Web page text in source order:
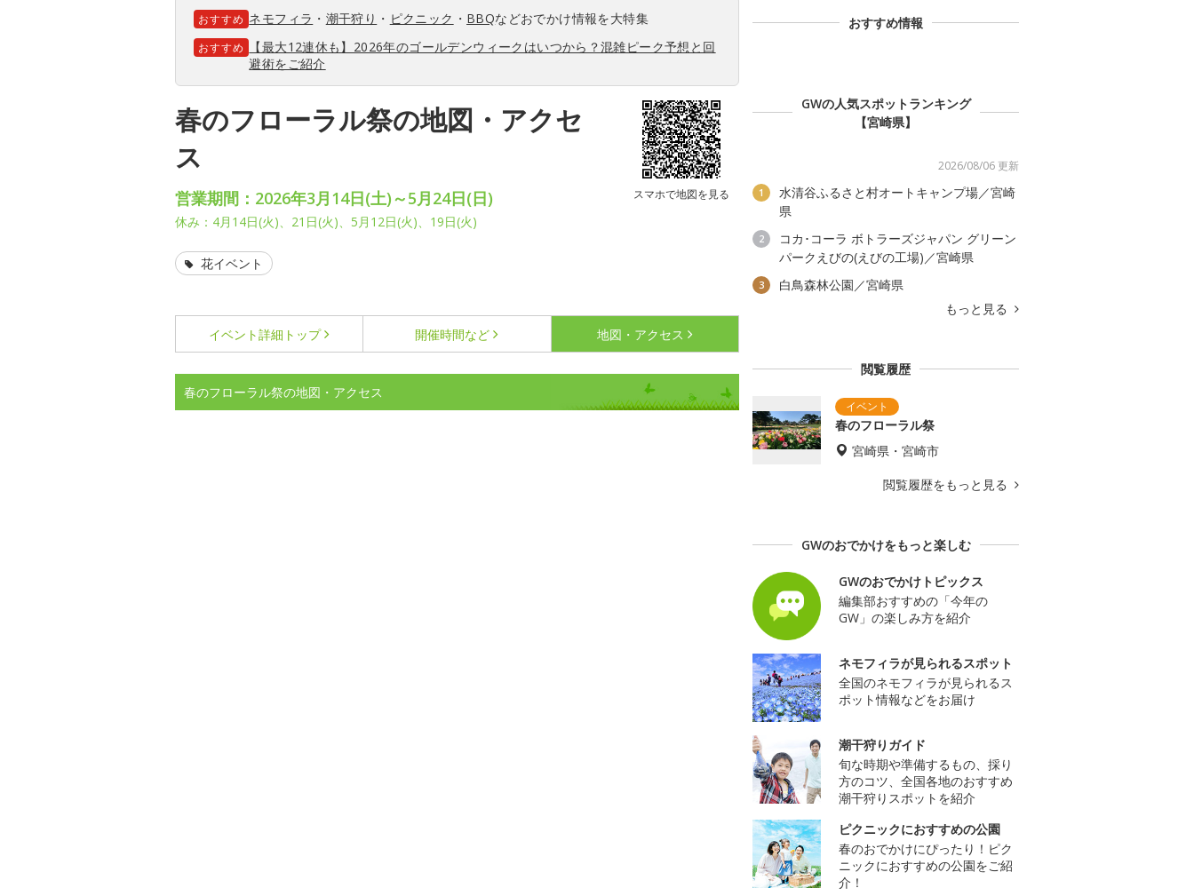
おすすめ ネモフィラ ・ 潮干狩り ・ ピクニック ・ BBQなどおでかけ情報を大特集
おすすめ
【最大12連休も】2026年のゴールデンウィークはいつから？混雑ピーク予想と回
避術をご紹介
春のフローラル祭の地図・アクセ
ス
スマホで地図を見る
営業期間：2026年3月14日(土)～5月24日(日)
休み：4月14日(火)、21日(火)、5月12日(火)、19日(火)
花イベント
イベント詳細 トップ 開催時間など 地図・アクセス
春のフローラル祭の地図・アクセス
おすすめ情報
GWの人気スポットランキング
【宮崎県】
2026/08/06 更新
1
水清谷ふるさと村オートキャンプ場／宮崎
県
2
コカ･コーラ ボトラーズジャパン グリーン
パークえびの(えびの工場)／宮崎県
3
白鳥森林公園／宮崎県
もっと見る
閲覧履歴
春のフローラル祭
宮崎県・宮崎市
閲覧履歴をもっと見る
GWのおでかけをもっと楽しむ
GWのおでかけトピックス
編集部おすすめの「今年の
GW」の楽しみ方を紹介
ネモフィラが見られるスポット
全国のネモフィラが見られるス
ポット情報などをお届け
潮干狩りガイド
旬な時期や準備するもの、採り
方のコツ、全国各地のおすすめ
潮干狩りスポットを紹介
ピクニックにおすすめの公園
春のおでかけにぴったり！ピク
ニックにおすすめの公園をご紹
介！